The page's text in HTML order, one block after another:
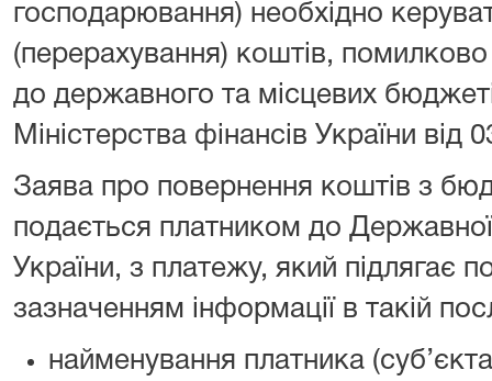
господарювання) необхідно
(перерахування) коштів,
до державного та місцевих
Міністерства фінансів України
Заява про повернення коштів з
подається платником до Державної
України, з платежу, який підлягає
зазначенням інформації в такій
найменування платника